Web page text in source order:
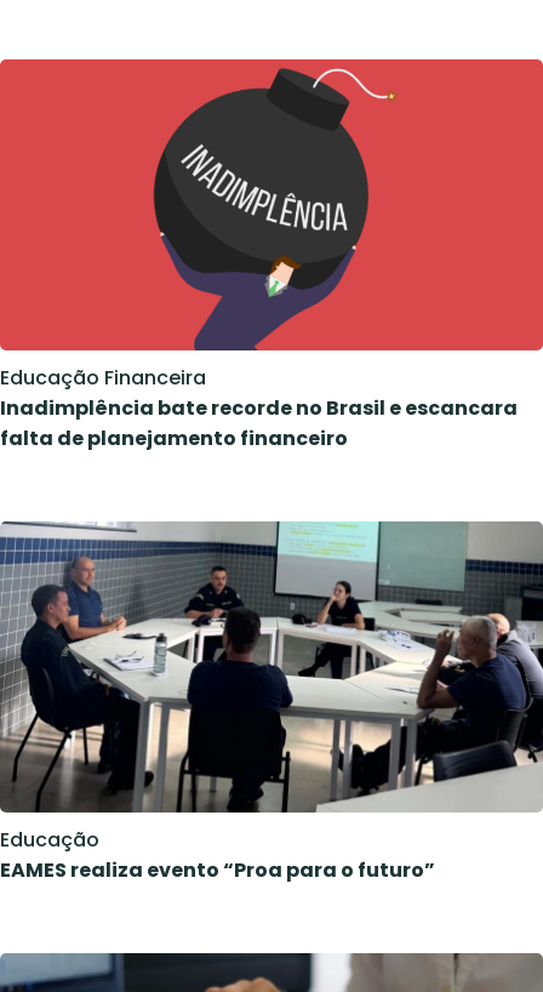
Educação Financeira
Inadimplência bate recorde no Brasil e escancara
falta de planejamento financeiro
Educação
EAMES realiza evento “Proa para o futuro”